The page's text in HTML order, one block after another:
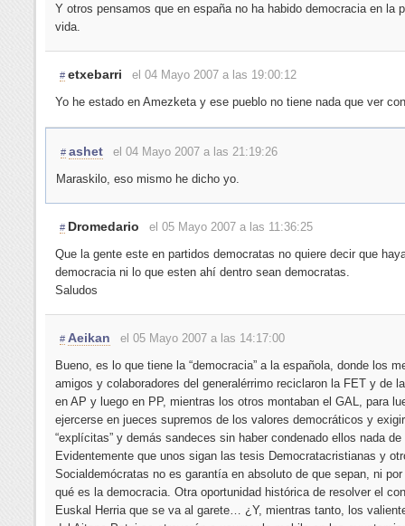
Y otros pensamos que en españa no ha habido democracia en la
vida.
# etxebarri
el 04 Mayo 2007 a las 19:00:12
Yo he estado en Amezketa y ese pueblo no tiene nada que ver
# ashet
el 04 Mayo 2007 a las 21:19:26
Maraskilo, eso mismo he dicho yo.
# Dromedario
el 05 Mayo 2007 a las 11:36:25
Que la gente este en partidos democratas no quiere decir que
democracia ni lo que esten ahí dentro sean democratas.
Saludos
# Aeikan
el 05 Mayo 2007 a las 14:17:00
Bueno, es lo que tiene la “democracia” a la española, donde los
amigos y colaboradores del generalérrimo reciclaron la FET y de
en AP y luego en PP, mientras los otros montaban el GAL, para
ejercerse en jueces supremos de los valores democráticos y
“explícitas” y demás sandeces sin haber condenado ellos nada
Evidentemente que unos sigan las tesis Democratacristianas y
Socialdemócratas no es garantía en absoluto de que sepan, ni
qué es la democracia. Otra oportunidad histórica de resolver el
Euskal Herria que se va al garete… ¿Y, mientras tanto, los